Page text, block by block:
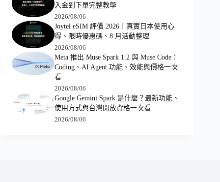
入金到下單完整教學
2026/08/06
Joytel eSIM 評價 2026｜真實日本使用心
得、限時優惠碼、8 月活動整理
2026/08/06
Meta 推出 Muse Spark 1.2 與 Muse Code：
Coding、AI Agent 功能、效能與價格一次
看
2026/08/06
Google Gemini Spark 是什麼？最新功能、
使用方式與台灣開放資格一次看
2026/08/06